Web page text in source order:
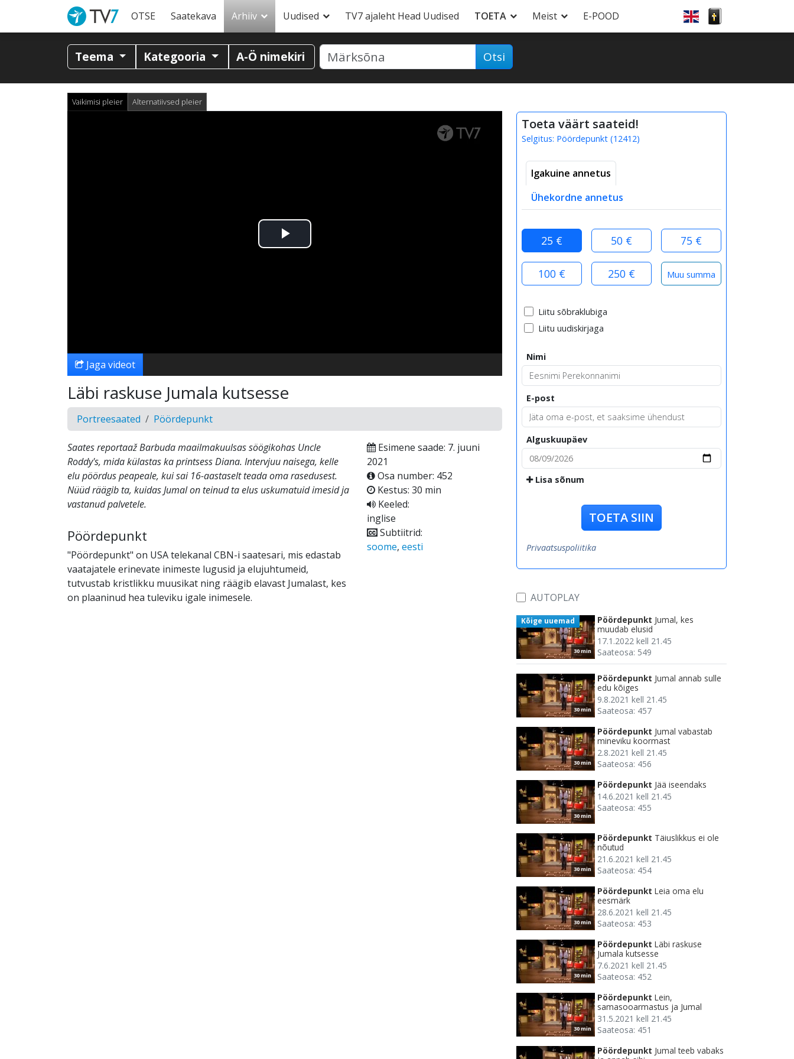
OTSE Saatekava Arhiiv Uudised TV7 ajaleht Head Uudised TOETA Meist E-POOD
Teema Kategooria A-Ö nimekiri Otsi
Vaikimisi pleier Alternatiivsed pleier
Esita
Jaga videot
Läbi raskuse Jumala kutsesse
Portreesaated Pöördepunkt
Saates reportaaž Barbuda maailmakuulsas söögikohas Uncle
Roddy's, mida külastas ka printsess Diana. Intervjuu naisega, kelle
elu pöördus peapeale, kui sai 16-aastaselt teada oma rasedusest.
Nüüd räägib ta, kuidas Jumal on teinud ta elus uskumatuid imesid ja
vastanud palvetele.
Pöördepunkt
"Pöördepunkt" on USA telekanal CBN-i saatesari, mis edastab
vaatajatele erinevate inimeste lugusid ja elujuhtumeid,
tutvustab kristlikku muusikat ning räägib elavast Jumalast, kes
on plaaninud hea tuleviku igale inimesele.
Esimene saade: 7. juuni
2021
Osa number: 452
Kestus: 30 min
Keeled:
inglise
Subtiitrid:
soome, eesti
Toeta väärt saateid!
Selgitus: Pöördepunkt (12412)
Igakuine annetus
Ühekordne annetus
25 € 50 € 75 €
100 € 250 €
Liitu sõbraklubiga
Liitu uudiskirjaga
Nimi
E-post
Alguskuupäev
Lisa sõnum
TOETA SIIN
Privaatsuspoliitika
AUTOPLAY
30 min
Kõige uuemad Pöördepunkt Jumal, kes
muudab elusid
17.1.2022 kell 21.45
Saateosa: 549
30 min
Pöördepunkt Jumal annab sulle
edu kõiges
9.8.2021 kell 21.45
Saateosa: 457
30 min
Pöördepunkt Jumal vabastab
mineviku koormast
2.8.2021 kell 21.45
Saateosa: 456
30 min
Pöördepunkt Jää iseendaks
14.6.2021 kell 21.45
Saateosa: 455
30 min
Pöördepunkt Täiuslikkus ei ole
nõutud
21.6.2021 kell 21.45
Saateosa: 454
30 min
Pöördepunkt Leia oma elu
eesmärk
28.6.2021 kell 21.45
Saateosa: 453
30 min
Pöördepunkt Läbi raskuse
Jumala kutsesse
7.6.2021 kell 21.45
Saateosa: 452
30 min
Pöördepunkt Lein,
samasooarmastus ja Jumal
31.5.2021 kell 21.45
Saateosa: 451
Pöördepunkt Jumal teeb vabaks